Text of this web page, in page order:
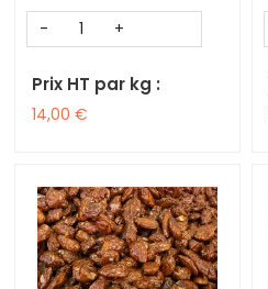
Prix HT par kg :
14,00 €